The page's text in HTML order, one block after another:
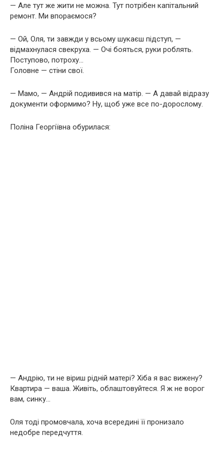
— Але тут же жити не можна. Тут потрібен капітальний
ремонт. Ми впораємося?
— Ой, Оля, ти завжди у всьому шукаєш підступ, —
відмахнулася свекруха. — Очі бояться, руки роблять.
Поступово, потроху…
Головне — стіни свої.
— Мамо, — Андрій подивився на матір. — А давай відразу
документи оформимо? Ну, щоб уже все по-дорослому.
Поліна Георгіївна обурилася:
— Андрію, ти не віриш рідній матері? Хіба я вас вижену?
Квартира — ваша. Живіть, облаштовуйтеся. Я ж не ворог
вам, синку…
Оля тоді промовчала, хоча всередині її пронизало
недобре передчуття.